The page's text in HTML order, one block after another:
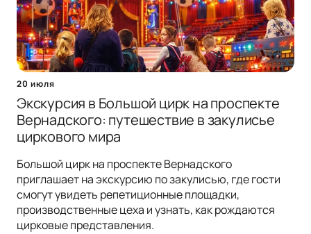
20 июля
Экскурсия в Большой цирк на проспекте
Вернадского: путешествие в закулисье
циркового мира
Большой цирк на проспекте Вернадского
приглашает на экскурсию по закулисью, где гости
смогут увидеть репетиционные площадки,
производственные цеха и узнать, как рождаются
цирковые представления.